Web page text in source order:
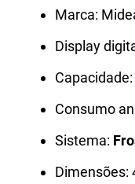
Marca:
Display
Consumo
Sistema:
Dimensões: